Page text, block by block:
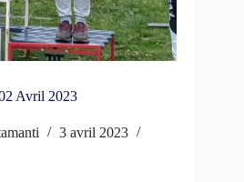
Avril 2023
3 avril 2023